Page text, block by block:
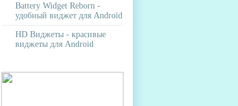
Battery Widget Reborn -
удобный виджет для Android
HD Виджеты - красивые
виджеты для Android